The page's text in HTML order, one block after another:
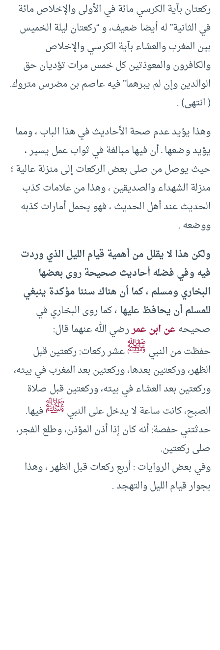
ركعتان بآية الكرسي مائة في الأولى والإخلاص مائة
في الثانية” له أيضا ضعيف، و “ركعتان ليلة الخميس
بين المغرب والعشاء بآية الكرسي والإخلاص
والكافرون والمعوذتين كل خمس مرات تؤديان حق
الوالدين وإن لم يبرهما” فيه عاصم بن مضرس متروك.
( انتهى) .
وهذا يؤيد عدم صحة الأحاديث في هذا الباب ، ومما
يؤيد وضعها ـ أن فيها مبالغة في ثواب عمل يسير ،
حيث يوصل من صلى بعض الركعات إلى منزلة عالية ؛
منزلة الشهداء والصديقين ، وهذا من علامات كذب
الحديث عند أهل الحديث ، فهو يحمل أمارات كذبه
ووضعه .
ولكن هذا لا يقلل من أهمية قيام الليل الذي وردت
فيه وفي فضله أحاديث صحيحة روى بعضها
البخاري ومسلم ، كما أن هناك سننا مؤكدة ينبغي
للمسلم أن يحافظ عليها ،كما روى البخاري في
صحيحهعن ابن عمررضي الله عنهما قال:
حفظت من النبيﷺعشر ركعات: ركعتين قبل
الظهر، وركعتين بعدها، وركعتين بعد المغرب في بيته،
وركعتين بعد العشاء في بيته، وركعتين قبل صلاة
الصبح، كانت ساعة لا يدخل على النبيﷺفيها.
حدثتني حفصة: أنه كان إذا أذن المؤذن، وطلع الفجر،
صلى ركعتين.
وفي بعض الروايات : أربع ركعات قبل الظهر ، وهذا
بجوار قيام الليل والتهجد .